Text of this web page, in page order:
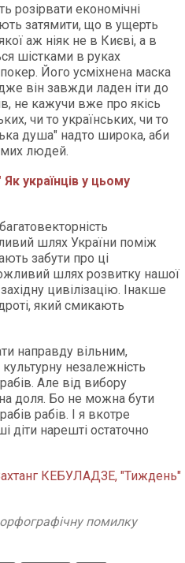
розірвати економічні
затямити, що в ущерть
аж ніяк не в Києві, а в
шістками в руках
Його усміхнена маска
він завжди ладен іти до
не кажучи вже про якісь
чи то українських, чи то
душа" надто широка, аби
людей.
українців у цьому
шлях України поміж
забути про ці
шлях розвитку нашої
цивілізацію. Інакше
який смикають
направду вільним,
незалежність
Але від вибору
доля. Бо не можна бути
рабів. І я вкотре
діти нарешті остаточно
КЕБУЛАДЗЕ, "Тиждень"
помилку